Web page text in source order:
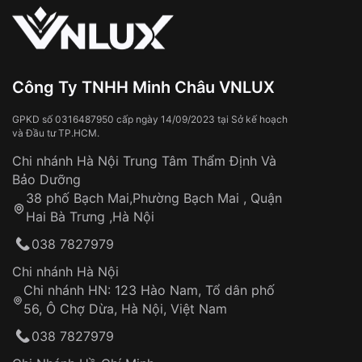
Từ khóa SEO:
Thời gian vận chuyển trung bình: 3 – 5 ngày
làm việc
Áp dụng cho tất cả tỉnh thành trên toàn quốc
Thời gian tính từ khi xác nhận đơn hàng thành
công
Hotline: 0585 215 215
Từ khóa SEO:
Sử dụng sai cách như:
Tiếp xúc với hóa chất, chất tẩy rửa
Đeo đồng hồ khi tắm nước nóng, xông
Đồng hồ bị hư hỏng do:
Tai nạn hoặc tác động từ bên ngoài
Hao mòn tự nhiên theo thời gian:
Dây đeo
Sản phẩm đã bị:
Tự ý sửa chữa
thống VNLUX
Đảm bảo quyền lợi khách hàng
Công Ty TNHH Minh Châu VNLUX
GPKD số 0316487950 cấp ngày 14/09/2023 tại Sở kế hoạch
và Đầu tư TP.HCM.
Chi nhánh Hà Nội Trung Tâm Thẩm Định Và
Bảo Dưỡng
38 phố Bạch Mai,Phường Bạch Mai , Quận
Hai Bà Trưng ,Hà Nội
038 7827979
Chi nhánh Hà Nội
Chi nhánh HN: 123 Hào Nam, Tổ dân phố
56, Ô Chợ Dừa, Hà Nội, Việt Nam
038 7827979